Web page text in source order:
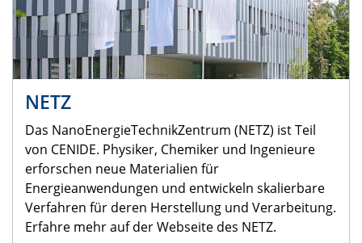
NETZ
Das NanoEnergieTechnikZentrum (NETZ) ist Teil
von CENIDE. Physiker, Chemiker und Ingenieure
erforschen neue Materialien für
Energieanwendungen und entwickeln skalierbare
Verfahren für deren Herstellung und Verarbeitung.
Erfahre mehr auf der Webseite des NETZ.